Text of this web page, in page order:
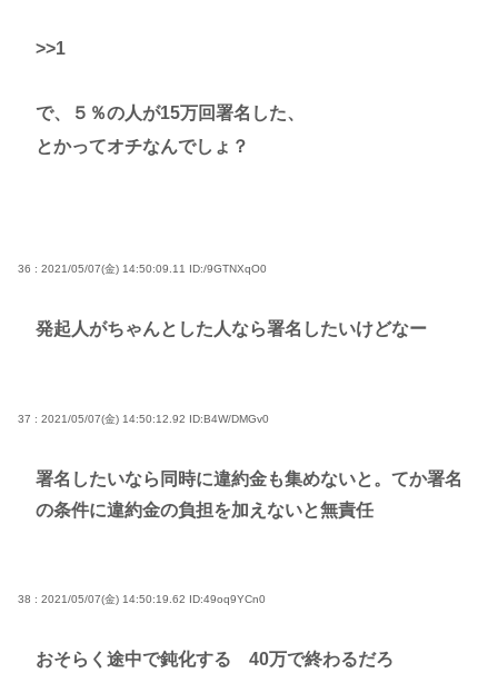
>>1
で、５％の人が15万回署名した、
とかってオチなんでしょ？
36 : 2021/05/07(金) 14:50:09.11 ID:/9GTNXqO0
発起人がちゃんとした人なら署名したいけどなー
37 : 2021/05/07(金) 14:50:12.92 ID:B4W/DMGv0
署名したいなら同時に違約金も集めないと。てか署名
の条件に違約金の負担を加えないと無責任
38 : 2021/05/07(金) 14:50:19.62 ID:49oq9YCn0
おそらく途中で鈍化する 40万で終わるだろ